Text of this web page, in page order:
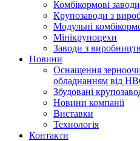
Комбікормові заводи
Крупозаводи з
Модульні
Мінікрупоцехи
Заводи з
Новини
Оснащення
обладнанням від
Збудовані
Новини компанії
Виставки
Технологія
Контакти